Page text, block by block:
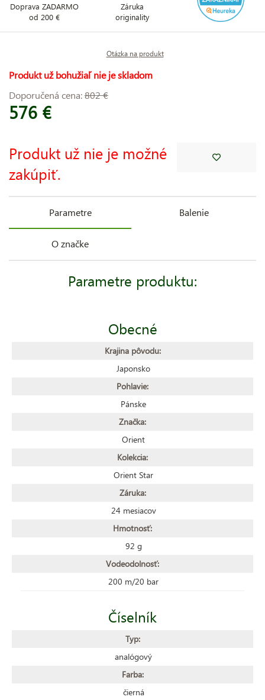
Doprava ZADARMO
od 200 €
Záruka
originality
Otázka na produkt
Produkt už bohužiaľ nie je skladom
Doporučená cena:802 €
576 €
Produkt už nie je možné
zakúpiť.
Parametre Balenie
O značke
Parametre produktu:
Obecné
Krajina pôvodu:
Japonsko
Pohlavie:
Pánske
Značka:
Orient
Kolekcia:
Orient Star
Záruka:
24 mesiacov
Hmotnosť:
92 g
Vodeodolnosť:
200 m/20 bar
Číselník
Typ:
analógový
Farba:
čierná